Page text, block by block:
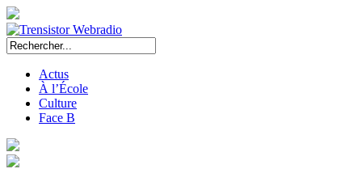
Actus
À l’École
Culture
Face B